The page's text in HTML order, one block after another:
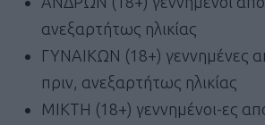
ανεξαρτήτως ηλικίας
ΓΥΝΑΙΚΩΝ (18+) γεννημένες
πριν, ανεξαρτήτως ηλικίας
ΜΙΚΤΗ (18+) γεννημένοι-ες